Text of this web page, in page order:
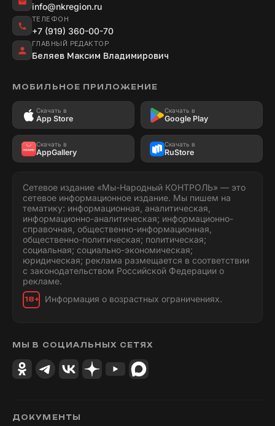
info@nkregion.ru
ТЕЛЕФОН
+7 (919) 360-00-70
ГЛАВНЫЙ РЕДАКТОР
Беляев Максим Владимирович
МОБИЛЬНОЕ ПРИЛОЖЕНИЕ
Скачать в
App Store
Скачать в
Google Play
Скачать в
AppGallery
Скачать в
RuStore
Сетевое издание «Мы-Народный КОНТРОЛЬ» — это
сетевое информационное издание. Мы пишем на
тематику: информационная, аналитическая,
информационно-аналитическая; информационно-
справочная, общественно-информационная,
общественно-политическая; политическая;
социальная; социально-экономическая;
юридическая; реклама размещается в соответствии
с законодательством Российской Федерации о
рекламе.
18+ Информация о возрастных ограничениях.
МЫ В СОЦИАЛЬНЫХ СЕТЯХ
ДОКУМЕНТЫ